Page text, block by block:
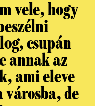
vele, hogy
csupán
annak az
ami eleve
városba, de